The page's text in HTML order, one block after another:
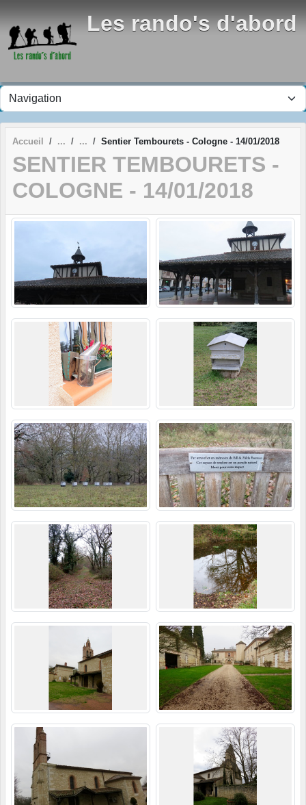
Les rando's d'abord
Accueil Sentier Tembourets - Cologne - 14/01/2018
SENTIER TEMBOURETS -
COLOGNE - 14/01/2018